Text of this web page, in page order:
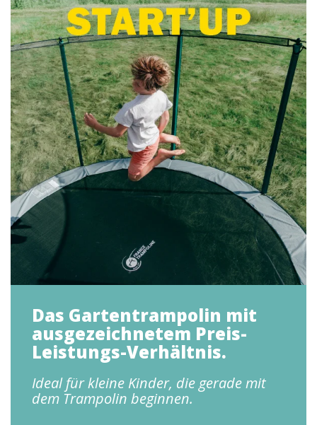
Das Gartentrampolin mit
ausgezeichnetem Preis-
Leistungs-Verhältnis.
Ideal für kleine Kinder, die gerade mit
dem Trampolin beginnen.